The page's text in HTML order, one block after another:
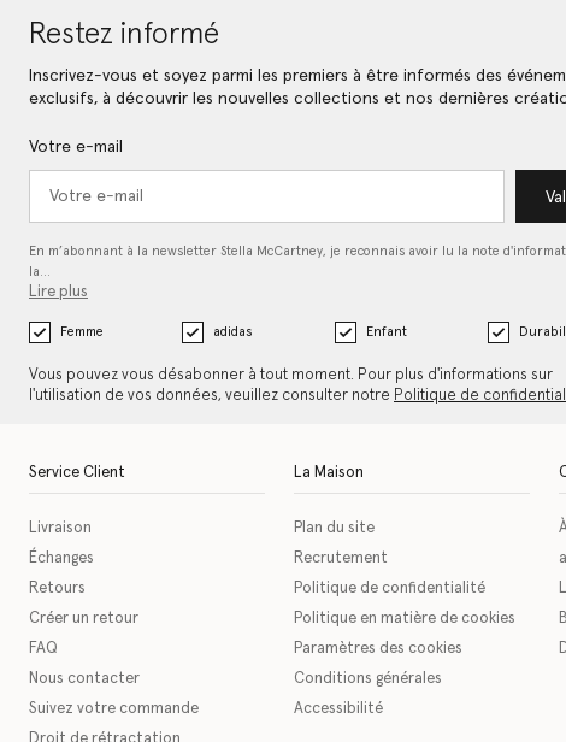
Restez informé
Inscrivez-vous et soyez parmi les premiers à être informés des
exclusifs, à découvrir les nouvelles collections et nos dernières
Votre e-mail
En m’abonnant à la newsletter Stella McCartney, je reconnais avoir lu la note
la…
Lire plus
Femme adidas Enfant
Vous pouvez vous désabonner à tout moment. Pour plus d'informations sur
l'utilisation de vos données, veuillez consulter notre Politique de
Service Client
Livraison
Échanges
Retours
Créer un retour
FAQ
Nous contacter
Suivez votre commande
La Maison
Plan du site
Recrutement
Politique de confidentialité
Politique en matière de cookies
Paramètres des cookies
Conditions générales
Accessibilité